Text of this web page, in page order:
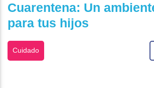
Cuarentena: Un
para tus hijos
Cuidado